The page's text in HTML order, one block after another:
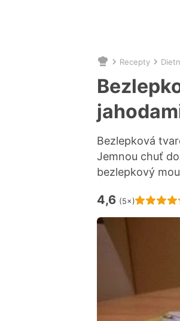
Nacházíte
se
zde:
Recepty
Bezlepková
Jemnou chuť
bezlepkový
Hodnocení receptu je
4,6 (5×)